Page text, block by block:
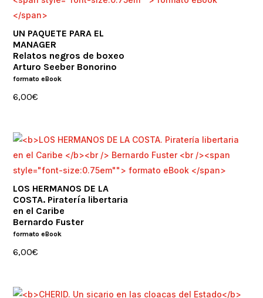
UN PAQUETE PARA EL
MANAGER
Relatos negros de boxeo
Arturo Seeber Bonorino
formato eBook
6,00€
LOS HERMANOS DE LA
COSTA. Piratería libertaria
en el Caribe
Bernardo Fuster
formato eBook
6,00€